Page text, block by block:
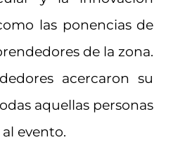
las ponencias de
de la zona.
acercaron su
aquellas personas
evento.